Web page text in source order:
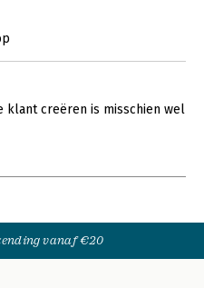
klant creëren is misschien wel
vanaf €20